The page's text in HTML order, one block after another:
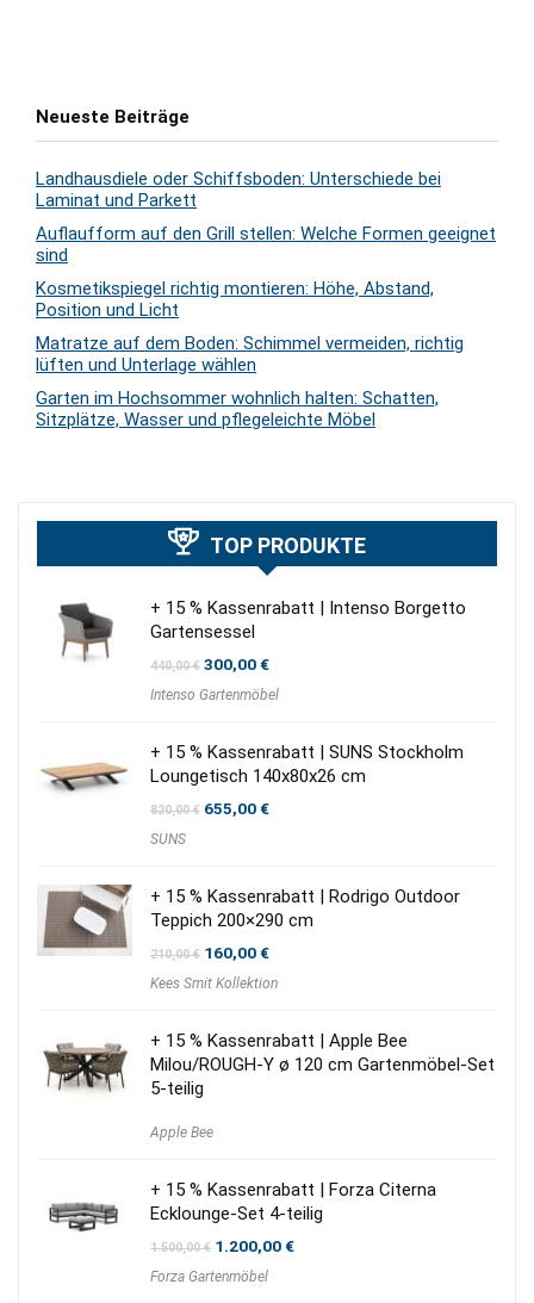
Neueste Beiträge
Landhausdiele oder Schiffsboden: Unterschiede bei
Laminat und Parkett
Auflaufform auf den Grill stellen: Welche Formen geeignet
sind
Kosmetikspiegel richtig montieren: Höhe, Abstand,
Position und Licht
Matratze auf dem Boden: Schimmel vermeiden, richtig
lüften und Unterlage wählen
Garten im Hochsommer wohnlich halten: Schatten,
Sitzplätze, Wasser und pflegeleichte Möbel
TOP PRODUKTE
+ 15 % Kassenrabatt | Intenso Borgetto
Gartensessel
440,00€ Ursprünglicher
war:
300,00€Aktueller
ist:
Intenso Gartenmöbel
+ 15 % Kassenrabatt | SUNS Stockholm
Loungetisch 140x80x26 cm
820,00€ Ursprünglicher
655,00€Aktueller
SUNS
+ 15 % Kassenrabatt | Rodrigo Outdoor
Teppich 200×290 cm
210,00€ Ursprünglicher
war:
160,00€Aktueller
ist:
Kees Smit Kollektion
+ 15 % Kassenrabatt | Apple Bee
Milou/ROUGH-Y ø 120 cm Gartenmöbel-Set
5-teilig
Apple Bee
+ 15 % Kassenrabatt | Forza Citerna
Ecklounge-Set 4-teilig
1.500,00€ Ursprünglicher
war:
1.200,00€Aktueller
Forza Gartenmöbel